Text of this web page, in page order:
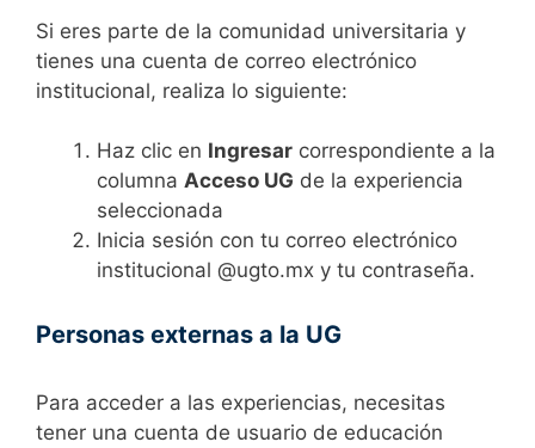
Si eres parte de la comunidad universitaria y
tienes una cuenta de correo electrónico
institucional, realiza lo siguiente:
Haz clic en Ingresar correspondiente a la
columna Acceso UG de la experiencia
seleccionada
Inicia sesión con tu correo electrónico
institucional @ugto.mx y tu contraseña.
Personas externas a la UG
Para acceder a las experiencias, necesitas
tener una cuenta de usuario de educación